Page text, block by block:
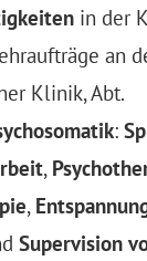
in der
an
Klinik, Abt.
:
,
,
Supervision